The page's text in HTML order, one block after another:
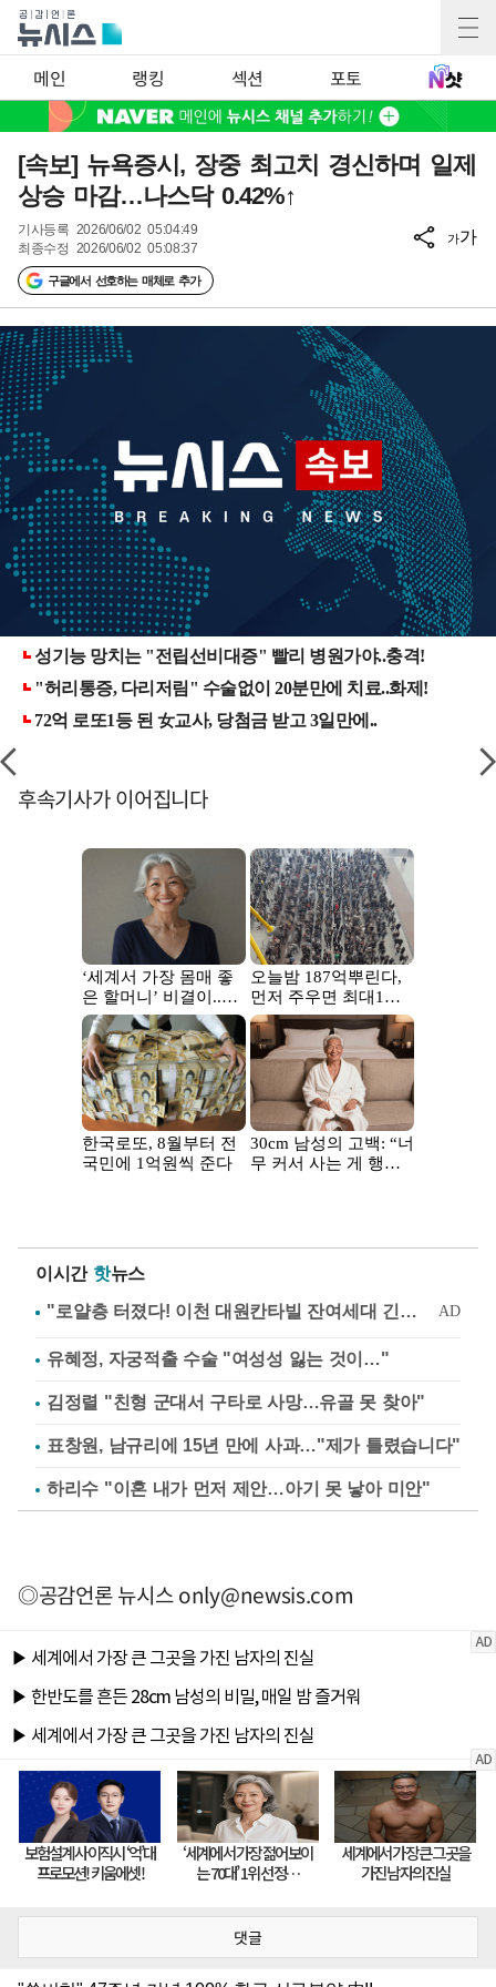
메인 랭킹 섹션 포토
[속보] 뉴욕증시, 장중 최고치 경신하며 일제
상승 마감…나스닥 0.42%↑
기사등록 2026/06/02 05:04:49
최종수정 2026/06/02 05:08:37
구글에서 선호하는 매체로 추가
가가
후속기사가 이어집니다
이시간 핫뉴스
유혜정, 자궁적출 수술 "여성성 잃는 것이…"
김정렬 "친형 군대서 구타로 사망…유골 못 찾아"
표창원, 남규리에 15년 만에 사과…"제가 틀렸습니다"
하리수 "이혼 내가 먼저 제안…아기 못 낳아 미안"
◎공감언론 뉴시스only@newsis.com
댓글